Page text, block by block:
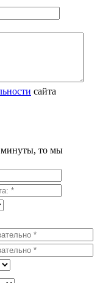
сайта
минуты, то мы